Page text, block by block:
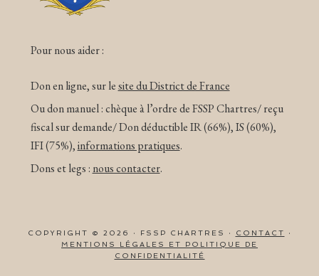
Pour nous aider :
Don en ligne, sur lesite du District de France
Ou don manuel : chèque à l’ordre de FSSP Chartres/ reçu
fiscal sur demande/ Don déductible IR (66%), IS (60%),
IFI (75%),informations pratiques.
Dons et legs : nous contacter.
COPYRIGHT © 2026 · FSSP CHARTRES · CONTACT
·
MENTIONS LÉGALES ET POLITIQUE DE
CONFIDENTIALITÉ